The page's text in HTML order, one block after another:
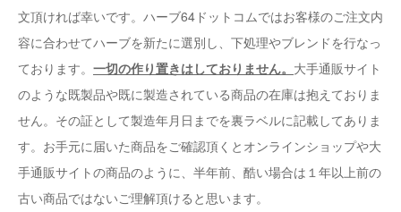
文頂ければ幸いです。ハーブ64ドットコムではお客様のご注文内
容に合わせてハーブを新たに選別し、下処理やブレンドを行なっ
ております。 一切の作り置きはしておりません。 大手通販サイト
のような既製品や既に製造されている商品の在庫は抱えておりま
せん。その証として製造年月日までを裏ラベルに記載してありま
す。お手元に届いた商品をご確認頂くとオンラインショップや大
手通販サイトの商品のように、半年前、酷い場合は１年以上前の
古い商品ではないご理解頂けると思います。